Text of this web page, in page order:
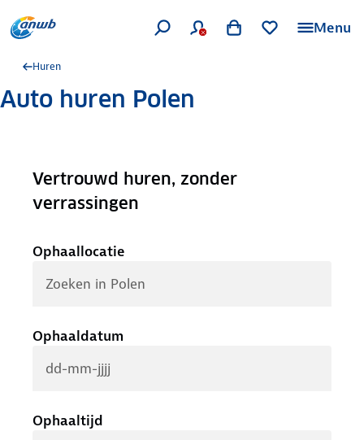
Menu
Huren
Auto huren Polen
Vertrouwd huren, zonder
verrassingen
Ophaallocatie
Ophaaldatum
Ophaaltijd